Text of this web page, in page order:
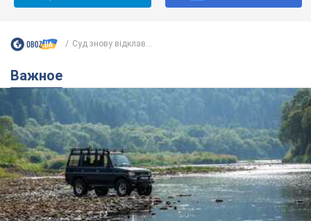
Суд знову відклав...
Важное